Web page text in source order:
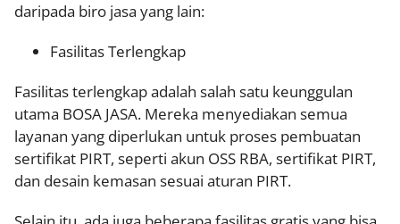
daripada biro jasa yang lain:
Fasilitas Terlengkap
Fasilitas terlengkap adalah salah satu keunggulan
utama BOSA JASA. Mereka menyediakan semua
layanan yang diperlukan untuk proses pembuatan
sertifikat PIRT, seperti akun OSS RBA, sertifikat PIRT,
dan desain kemasan sesuai aturan PIRT.